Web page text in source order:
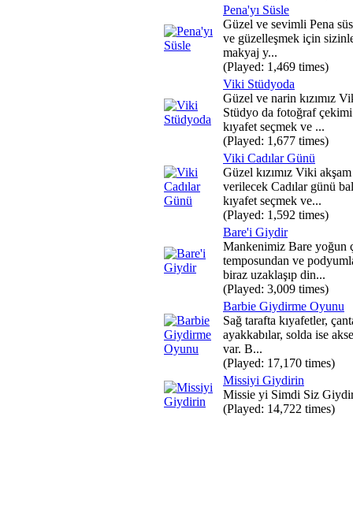
Pena'yı Süsle
Güzel ve sevimli Pena
ve güzelleşmek için
makyaj y...
(Played: 1,469 times)
Viki Stüdyoda
Güzel ve narin kızımız
Stüdyo da fotoğraf
kıyafet seçmek ve ...
(Played: 1,677 times)
Viki Cadılar Günü
Güzel kızımız Viki akşam
verilecek Cadılar günü
kıyafet seçmek ve...
(Played: 1,592 times)
Bare'i Giydir
Mankenimiz Bare yoğun
temposundan ve
biraz uzaklaşıp din...
(Played: 3,009 times)
Barbie Giydirme Oyunu
Sağ tarafta kıyafetler,
ayakkabılar, solda ise
var. B...
(Played: 17,170 times)
Missiyi Giydirin
Missie yi Simdi Siz
(Played: 14,722 times)